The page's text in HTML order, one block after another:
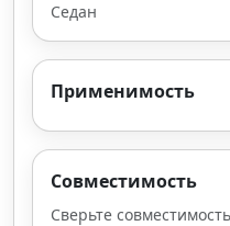
Седан
Применимость
Совместимость
Сверьте